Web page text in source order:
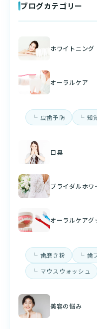
ブログカテゴリー
ホワイトニング
オーラルケア
虫歯予防 知
口臭
ブライダルホワ
オーラルケアグ
歯磨き粉 歯
マウスウォッシュ
美容の悩み